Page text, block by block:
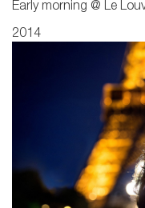
Early
© Eric M
2014